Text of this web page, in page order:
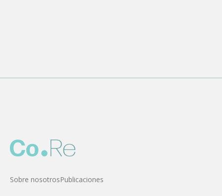
Sobre nosotrosPublicaciones